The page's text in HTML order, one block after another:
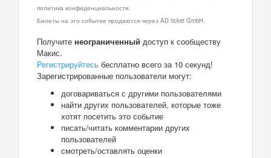
политика конфиденциальности.
Билеты на это событие продаются через AD ticket GmbH.
Получите неограниченный доступ к сообществу
Макис.
Регистрируйтесь бесплатно всего за 10 секунд!
Зарегистрированные пользователи могут:
договариваться с другими пользователями
найти других пользователей, которые тоже
хотят посетить это событие
писать/читать комментарии других
пользователей
смотреть/оставлять оценки